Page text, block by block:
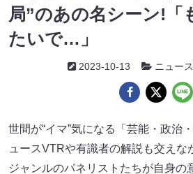
局”のあの名シーン!「
たいで…」
2023-10-13 ニュース
世間が“イマ”気になる「芸能・政治
ュースVTRや有識者の解説も交えな
ジャンルのパネリストたちが自身の